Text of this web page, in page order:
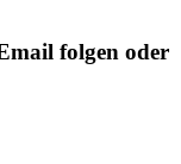
folgen oder